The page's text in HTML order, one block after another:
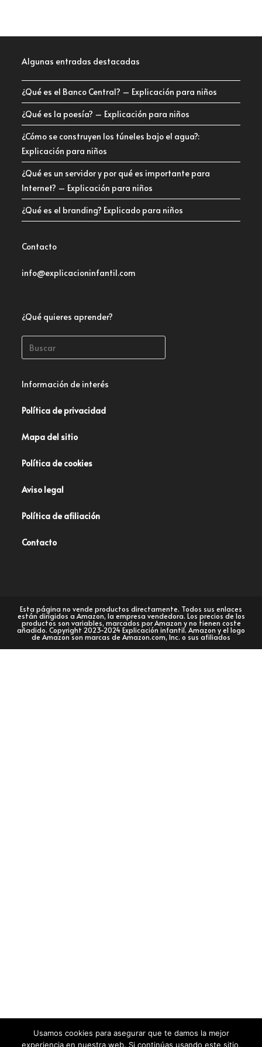
Algunas entradas destacadas
¿Qué es el Banco Central? – Explicación para niños
¿Qué es la poesía? – Explicación para niños
¿Cómo se construyen los túneles bajo el agua?:
Explicación para niños
¿Qué es un servidor y por qué es importante para
Internet? – Explicación para niños
¿Qué es el branding? Explicado para niños
Contacto
info@explicacioninfantil.com
¿Qué quieres aprender?
Información de interés
Política de privacidad
Mapa del sitio
Política de cookies
Aviso legal
Política de afiliación
Contacto
Esta página no vende productos directamente. Todos sus enlaces
están dirigidos a Amazon, la empresa vendedora. Los precios de los
productos son variables, marcados por Amazon y no tienen coste
añadido. Copyright 2023-2024 Explicación infantil. Amazon y el logo
de Amazon son marcas de Amazon.com, Inc. o sus afiliados
Usamos cookies para asegurar que te damos la mejor
experiencia en nuestra web. Si continúas usando este sitio,